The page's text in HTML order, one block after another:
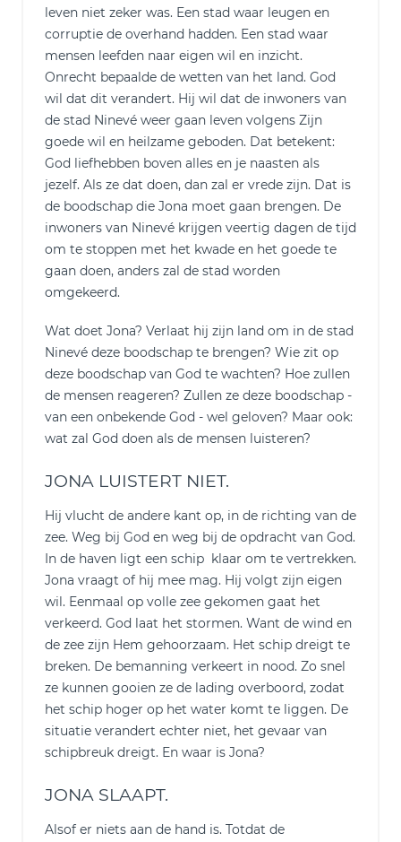
leven niet zeker was. Een stad waar leugen en
corruptie de overhand hadden. Een stad waar
mensen leefden naar eigen wil en inzicht.
Onrecht bepaalde de wetten van het land. God
wil dat dit verandert. Hij wil dat de inwoners van
de stad Ninevé weer gaan leven volgens Zijn
goede wil en heilzame geboden. Dat betekent:
God liefhebben boven alles en je naasten als
jezelf. Als ze dat doen, dan zal er vrede zijn. Dat is
de boodschap die Jona moet gaan brengen. De
inwoners van Ninevé krijgen veertig dagen de tijd
om te stoppen met het kwade en het goede te
gaan doen, anders zal de stad worden
omgekeerd.
Wat doet Jona? Verlaat hij zijn land om in de stad
Ninevé deze boodschap te brengen? Wie zit op
deze boodschap van God te wachten? Hoe zullen
de mensen reageren? Zullen ze deze boodschap -
van een onbekende God - wel geloven? Maar ook:
wat zal God doen als de mensen luisteren?
JONA LUISTERT NIET.
Hij vlucht de andere kant op, in de richting van de
zee. Weg bij God en weg bij de opdracht van God.
In de haven ligt een schip klaar om te vertrekken.
Jona vraagt of hij mee mag. Hij volgt zijn eigen
wil. Eenmaal op volle zee gekomen gaat het
verkeerd. God laat het stormen. Want de wind en
de zee zijn Hem gehoorzaam. Het schip dreigt te
breken. De bemanning verkeert in nood. Zo snel
ze kunnen gooien ze de lading overboord, zodat
het schip hoger op het water komt te liggen. De
situatie verandert echter niet, het gevaar van
schipbreuk dreigt. En waar is Jona?
JONA SLAAPT.
Alsof er niets aan de hand is. Totdat de